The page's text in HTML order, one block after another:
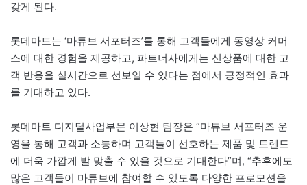
갖게 된다.
롯데마트는 ‘마튜브 서포터즈’를 통해 고객들에게 동영상 커머
스에 대한 경험을 제공하고, 파트너사에게는 신상품에 대한 고
객 반응을 실시간으로 선보일 수 있다는 점에서 긍정적인 효과
를 기대하고 있다.
롯데마트 디지털사업부문 이상현 팀장은 “마튜브 서포터즈 운
영을 통해 고객과 소통하며 고객들이 선호하는 제품 및 트렌드
에 더욱 가깝게 발 맞출 수 있을 것으로 기대한다”며, “추후에도
많은 고객들이 마튜브에 참여할 수 있도록 다양한 프로모션을